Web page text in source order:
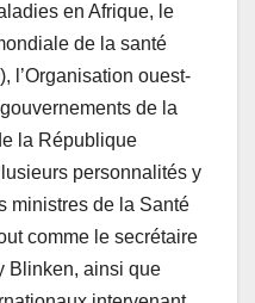
en Afrique, le
de la santé
l’Organisation ouest-
de la
la République
personnalités y
ministres de la Santé
comme le secrétaire
Blinken, ainsi que